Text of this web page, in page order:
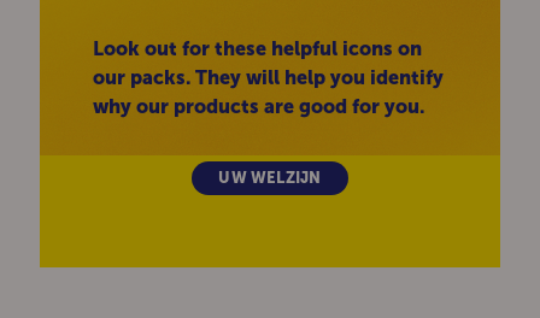
Look out for these helpful icons on
our packs. They will help you identify
why our products are good for you.
UW WELZIJN